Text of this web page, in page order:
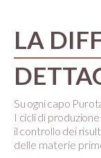
LA
Su ogni capo
I cicli di
il controllo dei
delle materie